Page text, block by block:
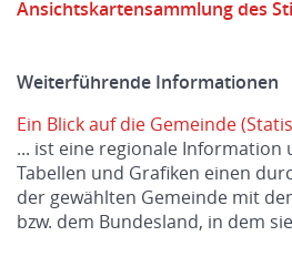
Ansichtskartensammlung des
Weiterführende Informationen
Ein Blick auf die Gemeinde
... ist eine regionale Information
Tabellen und Grafiken einen
der gewählten Gemeinde mit
bzw. dem Bundesland, in dem